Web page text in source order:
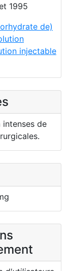
1995
de)
injectable
intenses de